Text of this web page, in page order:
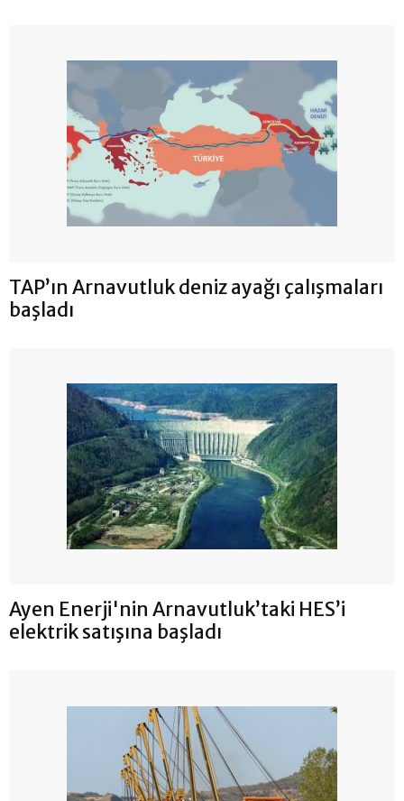
TAP’ın Arnavutluk deniz ayağı çalışmaları
başladı
Ayen Enerji'nin Arnavutluk’taki HES’i
elektrik satışına başladı